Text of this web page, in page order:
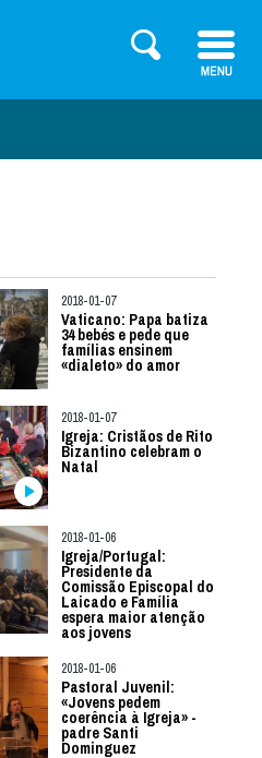
2018-01-07
Vaticano: Papa batiza
34 bebés e pede que
famílias ensinem
«dialeto» do amor
2018-01-07
Igreja: Cristãos de Rito
Bizantino celebram o
Natal
2018-01-06
Igreja/Portugal:
Presidente da
Comissão Episcopal do
Laicado e Família
espera maior atenção
aos jovens
2018-01-06
Pastoral Juvenil:
«Jovens pedem
coerência à Igreja» -
padre Santi
Dominguez